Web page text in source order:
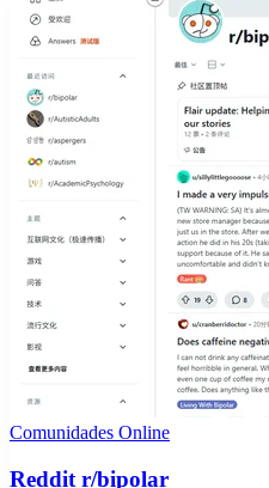
Comunidades Online
Reddit r/bipolar